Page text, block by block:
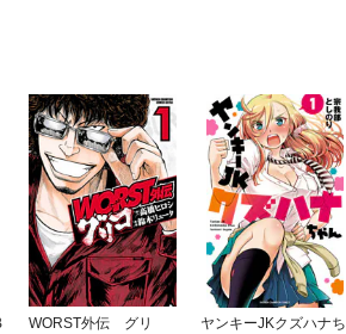
WORST外伝 グリ
ヤンキーJKクズハナち